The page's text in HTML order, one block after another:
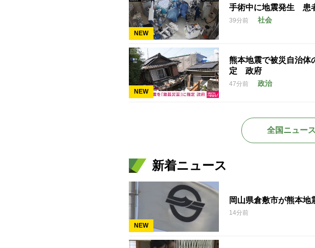
NEW
手術中に地震発生 患
39分前 社会
NEW
熊本地震で被災自治体
定 政府
47分前 政治
全国ニュー
新着ニュース
NEW
岡山県倉敷市が熊本
14分前